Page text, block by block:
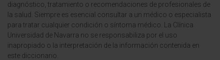
diagnóstico, tratamiento o recomendaciones de profesionales de
la salud. Siempre es esencial consultar a un médico o especialista
para tratar cualquier condición o síntoma médico. La Clínica
Universidad de Navarra no se responsabiliza por el uso
inapropiado o la interpretación de la información contenida en
este diccionario.